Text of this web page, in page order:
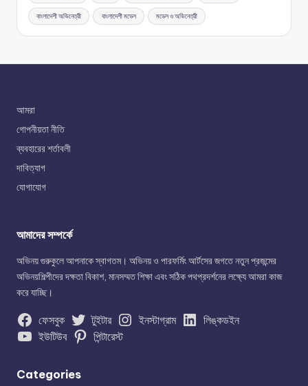
বাংলাদেশী অভিনেত্রী বাংলাদেশী মডেল মডেল ও অভিনেত্রী
আমরা
গোপনীয়তা নীতি
ব্যবহারের শর্তাবলী
দাবিত্যাগ
যোগাযোগ
আমাদের সম্পর্কে
অভিনয় গুরুকুলে আপনাকে স্বাগতম। অভিনয় ও পারফর্মিং আর্টসের জগতে নতুন প্রজন্মের
অভিনয়শিল্পীদের দক্ষতা বিকাশ, মানসম্মত শিক্ষা এবং সঠিক পথপ্রদর্শনের লক্ষ্যে আমরা কাজ
করে যাচ্ছি।
ফেসবুক টুইটার ইনস্টাগ্রাম
লিঙ্কডইন
ইউটিউব
পিন্টারেস্ট
Categories